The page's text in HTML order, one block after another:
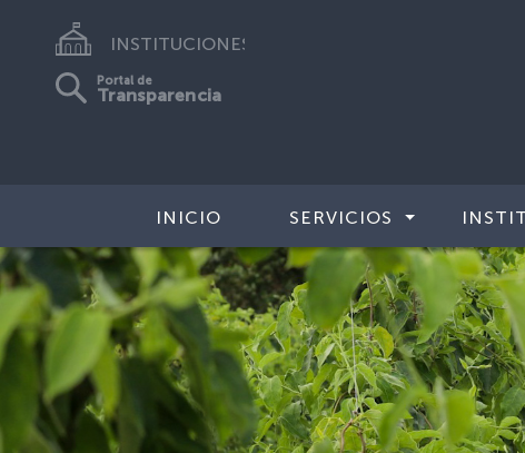
INSTITUCIONES
Portal de
Transparencia
INICIO SERVICIOS